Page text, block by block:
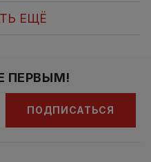
ЕЩЁ
ПЕРВЫМ!
ПОДПИСАТЬСЯ